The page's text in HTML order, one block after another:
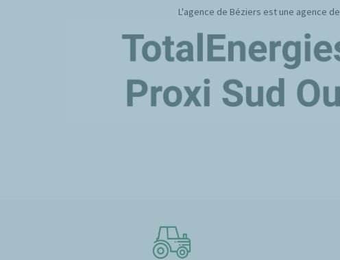
L'agence de Béziers est une agence de